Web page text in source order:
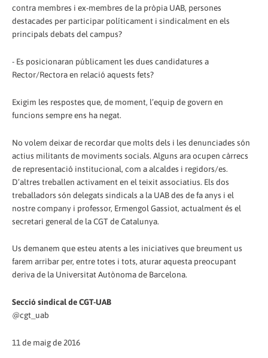
contra membres i ex-membres de la pròpia UAB, persones
destacades per participar políticament i sindicalment en els
principals debats del campus?
- Es posicionaran públicament les dues candidatures a
Rector/Rectora en relació aquests fets?
Exigim les respostes que, de moment, l’equip de govern en
funcions sempre ens ha negat.
No volem deixar de recordar que molts dels i les denunciades són
actius militants de moviments socials. Alguns ara ocupen càrrecs
de representació institucional, com a alcaldes i regidors/es.
D’altres treballen activament en el teixit associatius. Els dos
treballadors són delegats sindicals a la UAB des de fa anys i el
nostre company i professor, Ermengol Gassiot, actualment és el
secretari general de la CGT de Catalunya.
Us demanem que esteu atents a les iniciatives que breument us
farem arribar per, entre totes i tots, aturar aquesta preocupant
deriva de la Universitat Autònoma de Barcelona.
Secció sindical de CGT-UAB
@cgt_uab
11 de maig de 2016